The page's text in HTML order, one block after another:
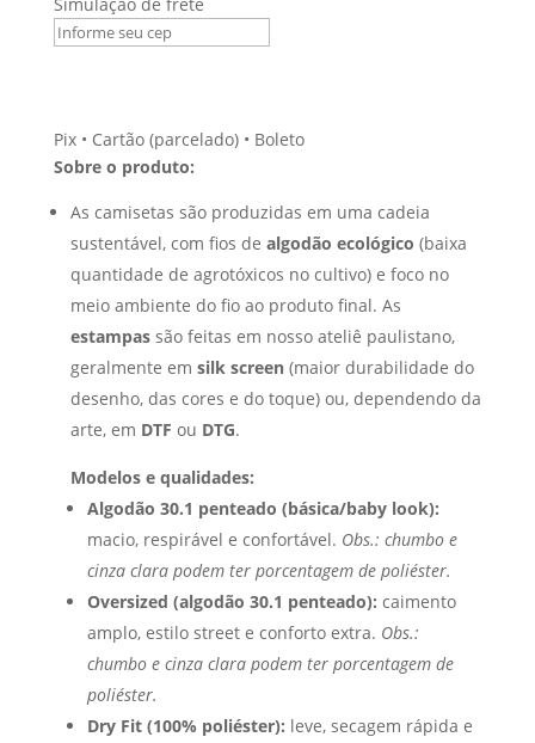
–
Transforme
nas
mãos
massas
quantidade
Pix • Cartão (parcelado) • Boleto
Sobre o produto:
As camisetas são produzidas em uma cadeia
sustentável, com fios de algodão ecológico (baixa
quantidade de agrotóxicos no cultivo) e foco no
meio ambiente do fio ao produto final. As
estampassão feitas em nosso ateliê paulistano,
geralmente em silk screen(maior durabilidade do
desenho, das cores e do toque) ou, dependendo da
arte, em DTF ou DTG.
Modelos e qualidades:
Algodão 30.1 penteado (básica/baby look):
macio, respirável e confortável. Obs.: chumbo e
cinza clara podem ter porcentagem de poliéster.
Oversized (algodão 30.1 penteado): caimento
amplo, estilo street e conforto extra. Obs.:
chumbo e cinza clara podem ter porcentagem de
poliéster.
Dry Fit (100% poliéster): leve, secagem rápida e